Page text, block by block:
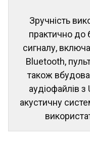
Зручність
практично до
сигналу,
Bluetooth,
також
аудіофайлів
акустичну